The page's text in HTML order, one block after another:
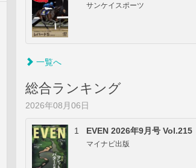
サンケイスポーツ
一覧へ
総合ランキング
2026年08月06日
1 EVEN 2026年9月号 Vol.215
マイナビ出版